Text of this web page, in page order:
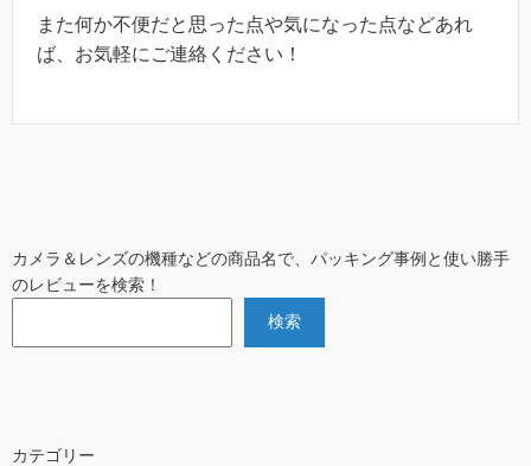
また何か不便だと思った点や気になった点などあれ
ば、お気軽にご連絡ください！
カメラ＆レンズの機種などの商品名で、パッキング事例と使い勝手
のレビューを検索！
検索
カテゴリー